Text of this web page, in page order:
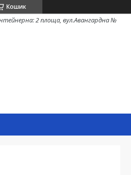
Кошик
2 площа, вул.Авангардна №